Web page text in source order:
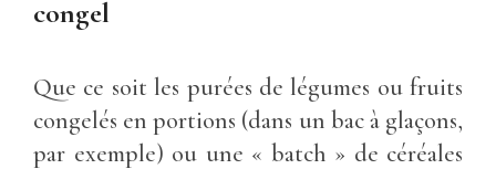
congel
Que ce soit les purées de légumes ou fruits
congelés en portions (dans un bac à glaçons,
par exemple) ou une « batch » de céréales